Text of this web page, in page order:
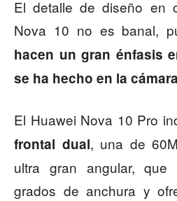
El detalle de diseño en
Nova 10 no es banal,
hacen un gran énfasis
se ha hecho en la cámara
El Huawei Nova 10 Pro
frontal dual, una de
ultra gran angular, que
grados de anchura y